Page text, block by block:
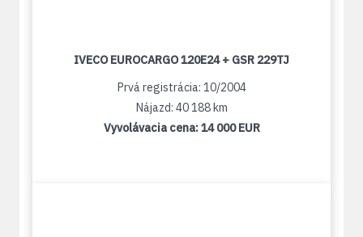
IVECO EUROCARGO 120E24 + GSR 229TJ
Prvá registrácia: 10/2004
Nájazd: 40 188 km
Vyvolávacia cena:14 000 EUR